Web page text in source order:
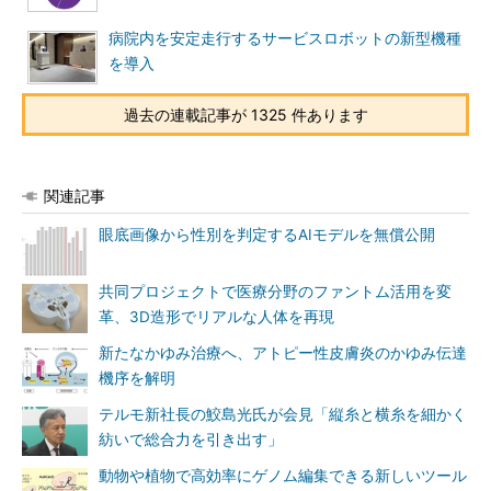
病院内を安定走行するサービスロボットの新型機種
を導入
過去の連載記事が 1325 件あります
関連記事
眼底画像から性別を判定するAIモデルを無償公開
共同プロジェクトで医療分野のファントム活用を変
革、3D造形でリアルな人体を再現
新たなかゆみ治療へ、アトピー性皮膚炎のかゆみ伝達
機序を解明
テルモ新社長の鮫島光氏が会見「縦糸と横糸を細かく
紡いで総合力を引き出す」
動物や植物で高効率にゲノム編集できる新しいツール